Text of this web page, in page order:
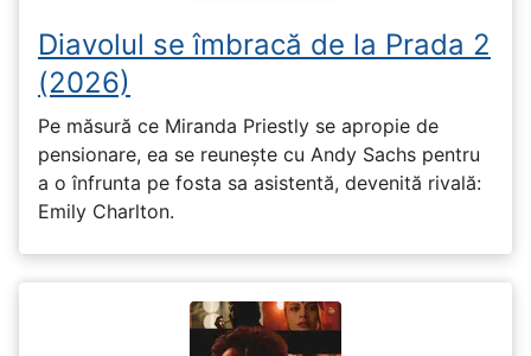
Diavolul se îmbracă de la Prada 2
(2026)
Pe măsură ce Miranda Priestly se apropie de
pensionare, ea se reunește cu Andy Sachs pentru
a o înfrunta pe fosta sa asistentă, devenită rivală:
Emily Charlton.